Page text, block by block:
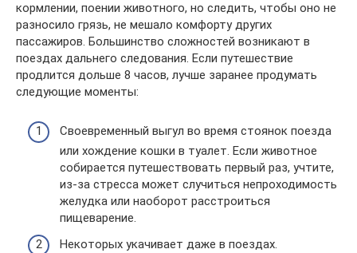
кормлении, поении животного, но следить, чтобы оно не
разносило грязь, не мешало комфорту других
пассажиров. Большинство сложностей возникают в
поездах дальнего следования. Если путешествие
продлится дольше 8 часов, лучше заранее продумать
следующие моменты:
Своевременный выгул во время стоянок поезда
или хождение кошки в туалет. Если животное
собирается путешествовать первый раз, учтите,
из-за стресса может случиться непроходимость
желудка или наоборот расстроиться
пищеварение.
Некоторых укачивает даже в поездах.